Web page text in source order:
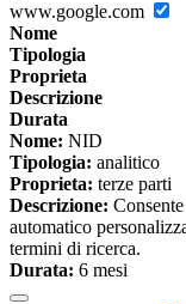
www.google.com
Nome
Tipologia
Proprieta
Descrizione
Durata
Nome: NID
Tipologia: analitico
Proprieta: terze parti
Descrizione:
automatico
termini di ricerca.
Durata: 6 mesi